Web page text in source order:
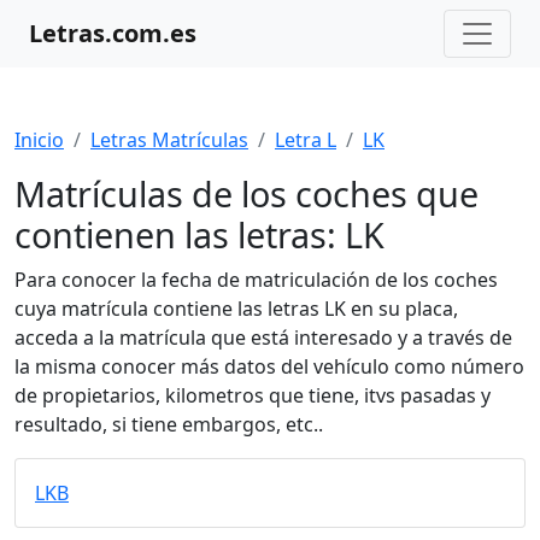
Letras.com.es
Inicio Letras Matrículas Letra L LK
Matrículas de los coches que
contienen las letras: LK
Para conocer la fecha de matriculación de los coches
cuya matrícula contiene las letras LK en su placa,
acceda a la matrícula que está interesado y a través de
la misma conocer más datos del vehículo como número
de propietarios, kilometros que tiene, itvs pasadas y
resultado, si tiene embargos, etc..
LKB